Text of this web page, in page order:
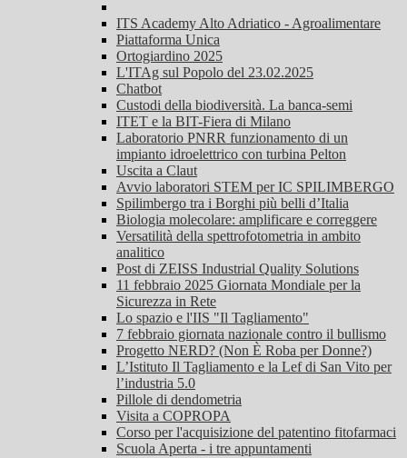
ITS Academy Alto Adriatico - Agroalimentare
Piattaforma Unica
Ortogiardino 2025
L'ITAg sul Popolo del 23.02.2025
Chatbot
Custodi della biodiversità. La banca-semi
ITET e la BIT-Fiera di Milano
Laboratorio PNRR funzionamento di un
impianto idroelettrico con turbina Pelton
Uscita a Claut
Avvio laboratori STEM per IC SPILIMBERGO
Spilimbergo tra i Borghi più belli d’Italia
Biologia molecolare: amplificare e correggere
Versatilità della spettrofotometria in ambito
analitico
Post di ZEISS Industrial Quality Solutions
11 febbraio 2025 Giornata Mondiale per la
Sicurezza in Rete
Lo spazio e l'IIS "Il Tagliamento"
7 febbraio giornata nazionale contro il bullismo
Progetto NERD? (Non È Roba per Donne?)
L’Istituto Il Tagliamento e la Lef di San Vito per
l’industria 5.0
Pillole di dendometria
Visita a COPROPA
Corso per l'acquisizione del patentino fitofarmaci
Scuola Aperta - i tre appuntamenti